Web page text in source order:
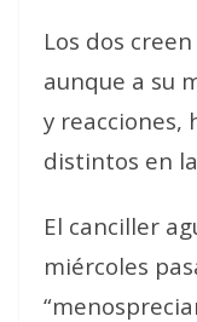
Los dos
aunque a su
y reacciones,
distintos en
El canciller
miércoles